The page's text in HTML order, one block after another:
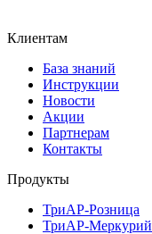
Клиентам
База знаний
Инструкции
Новости
Акции
Партнерам
Контакты
Продукты
ТриАР-Розница
ТриАР-Меркурий